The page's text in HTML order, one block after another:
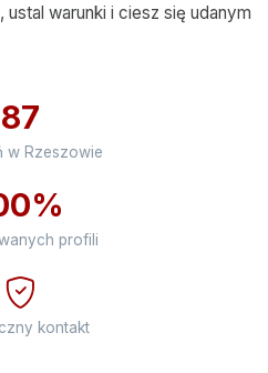
warunki i ciesz się udanym
87
w Rzeszowie
profili
kontakt